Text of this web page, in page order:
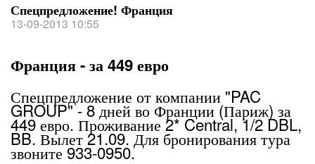
Спецпредложение! Франция
13-09-2013 10:55
Франция - за 449 евро
Спецпредложение от компании "PAC
GROUP" - 8 дней во Франции (Париж) за
449 евро. Проживание 2* Central, 1/2 DBL,
BB. Вылет 21.09. Для бронирования тура
звоните 933-0950.